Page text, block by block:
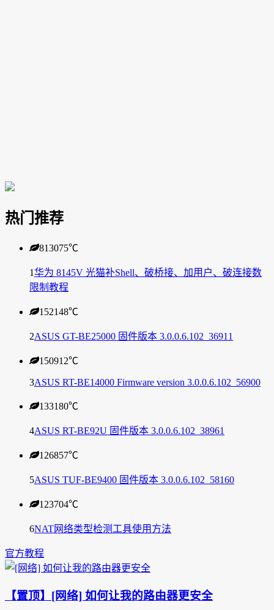
热门推荐
813075℃
1华为 8145V 光猫补Shell、破桥接、加用户、破连接数
限制教程
152148℃
2ASUS GT-BE25000 固件版本 3.0.0.6.102_36911
150912℃
3ASUS RT-BE14000 Firmware version 3.0.0.6.102_56900
133180℃
4ASUS RT-BE92U 固件版本 3.0.0.6.102_38961
126857℃
5ASUS TUF-BE9400 固件版本 3.0.0.6.102_58160
123704℃
6NAT网络类型检测工具使用方法
官方教程
【置顶】[网络] 如何让我的路由器更安全